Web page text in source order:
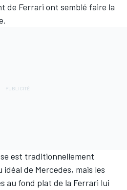
de Ferrari ont semblé faire la
est traditionnellement
de Mercedes, mais les
au fond plat de la Ferrari lui